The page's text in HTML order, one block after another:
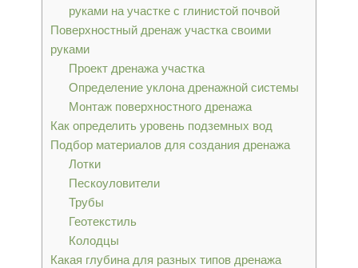
руками на участке с глинистой почвой
Поверхностный дренаж участка своими
руками
Проект дренажа участка
Определение уклона дренажной системы
Монтаж поверхностного дренажа
Как определить уровень подземных вод
Подбор материалов для создания дренажа
Лотки
Пескоуловители
Трубы
Геотекстиль
Колодцы
Какая глубина для разных типов дренажа